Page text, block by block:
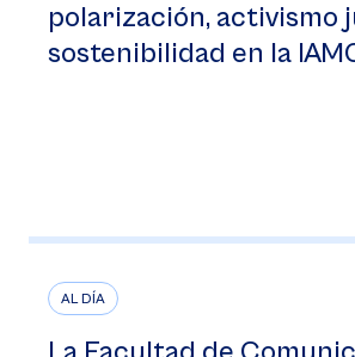
polarización, activismo
sostenibilidad en la
AL DÍA